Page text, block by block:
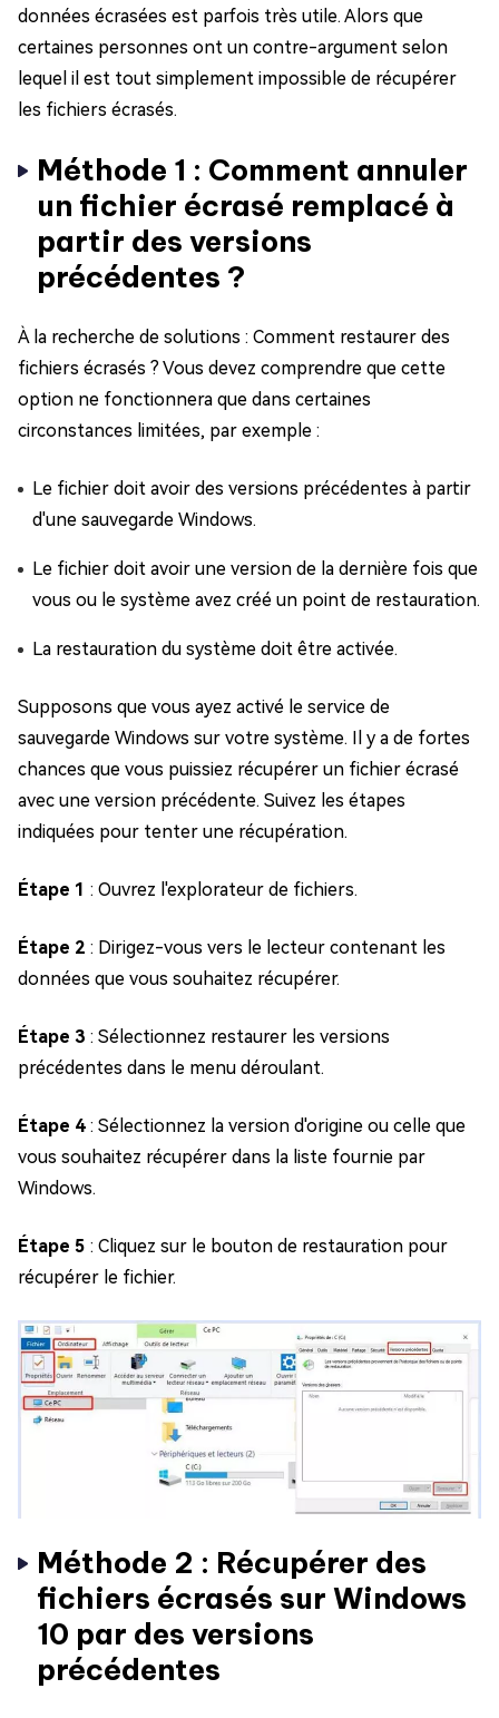
données écrasées est parfois très utile. Alors que
certaines personnes ont un contre-argument selon
lequel il est tout simplement impossible de récupérer
les fichiers écrasés.
Méthode 1 : Comment annuler
un fichier écrasé remplacé à
partir des versions
précédentes ?
À la recherche de solutions : Comment restaurer des
fichiers écrasés ? Vous devez comprendre que cette
option ne fonctionnera que dans certaines
circonstances limitées, par exemple :
Le fichier doit avoir des versions précédentes à partir
d'une sauvegarde Windows.
Le fichier doit avoir une version de la dernière fois que
vous ou le système avez créé un point de restauration.
La restauration du système doit être activée.
Supposons que vous ayez activé le service de
sauvegarde Windows sur votre système. Il y a de fortes
chances que vous puissiez récupérer un fichier écrasé
avec une version précédente. Suivez les étapes
indiquées pour tenter une récupération.
Étape 1 : Ouvrez l'explorateur de fichiers.
Étape 2 : Dirigez-vous vers le lecteur contenant les
données que vous souhaitez récupérer.
Étape 3 : Sélectionnez restaurer les versions
précédentes dans le menu déroulant.
Étape 4 : Sélectionnez la version d'origine ou celle que
vous souhaitez récupérer dans la liste fournie par
Windows.
Étape 5 : Cliquez sur le bouton de restauration pour
récupérer le fichier.
Méthode 2 : Récupérer des
fichiers écrasés sur Windows
10 par des versions
précédentes